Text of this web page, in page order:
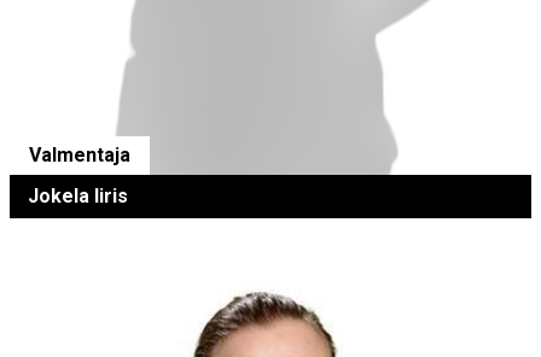
Valmentaja
Jokela Iiris